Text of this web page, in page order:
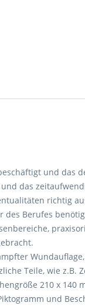
und das
das
richtig
des Berufes
Teile, wie z.B.
210 x 140
und